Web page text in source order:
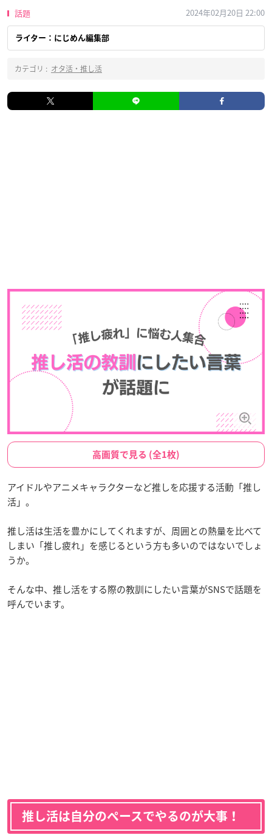
話題 2024年02月20日 22:00
ライター：にじめん編集部
カテゴリ : オタ活・推し活
高画質で見る (全1枚)
アイドルやアニメキャラクターなど推しを応援する活動「推し
活」。
推し活は生活を豊かにしてくれますが、周囲との熱量を比べて
しまい「推し疲れ」を感じるという方も多いのではないでしょ
うか。
そんな中、推し活をする際の教訓にしたい言葉がSNSで話題を
呼んでいます。
推し活は自分のペースでやるのが大事！